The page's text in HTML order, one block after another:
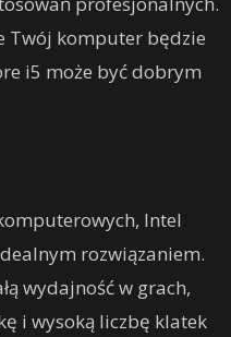
Twój komputer będzie
i5 może być dobrym
Intel
rozwiązaniem.
wydajność w grach,
i wysoką liczbę klatek